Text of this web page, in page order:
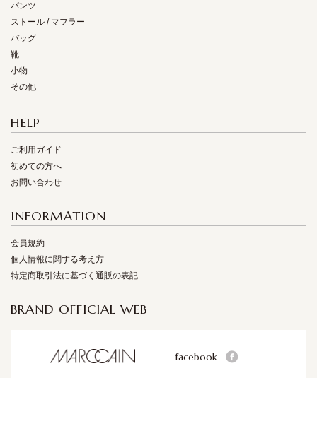
パンツ
ストール / マフラー
バッグ
靴
小物
その他
HELP
ご利用ガイド
初めての方へ
お問い合わせ
INFORMATION
会員規約
個人情報に関する考え方
特定商取引法に基づく通販の表記
BRAND OFFICIAL WEB
facebook